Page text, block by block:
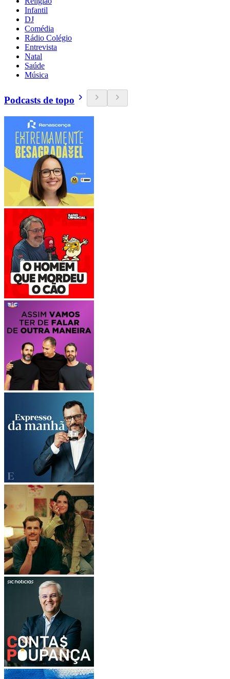
Infantil
DJ
Comédia
Rádio Colégio
Entrevista
Natal
Saúde
Música
Podcasts de topo